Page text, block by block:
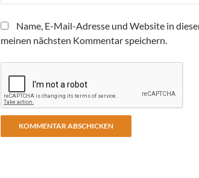
Name, E-Mail-Adresse und Website in
meinen nächsten Kommentar speichern.